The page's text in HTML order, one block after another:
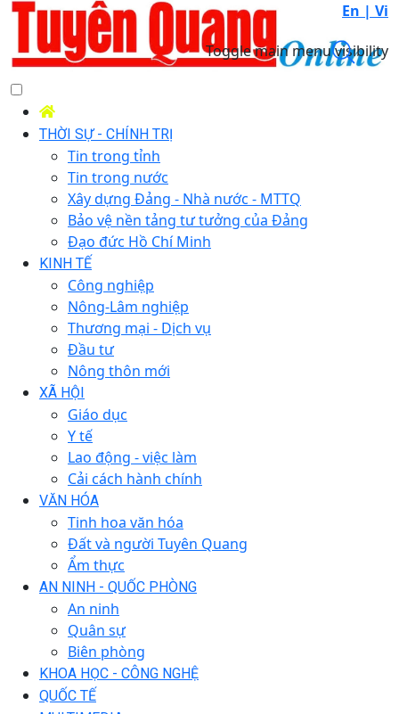
En | Vi
Toggle main menu visibility
THỜI SỰ - CHÍNH TRỊ
Tin trong tỉnh
Tin trong nước
Xây dựng Đảng - Nhà nước - MTTQ
Bảo vệ nền tảng tư tưởng của Đảng
Đạo đức Hồ Chí Minh
KINH TẾ
Công nghiệp
Nông-Lâm nghiệp
Thương mại - Dịch vụ
Đầu tư
Nông thôn mới
XÃ HỘI
Giáo dục
Y tế
Lao động - việc làm
Cải cách hành chính
VĂN HÓA
Tinh hoa văn hóa
Đất và người Tuyên Quang
Ẩm thực
AN NINH - QUỐC PHÒNG
An ninh
Quân sự
Biên phòng
KHOA HỌC - CÔNG NGHỆ
QUỐC TẾ